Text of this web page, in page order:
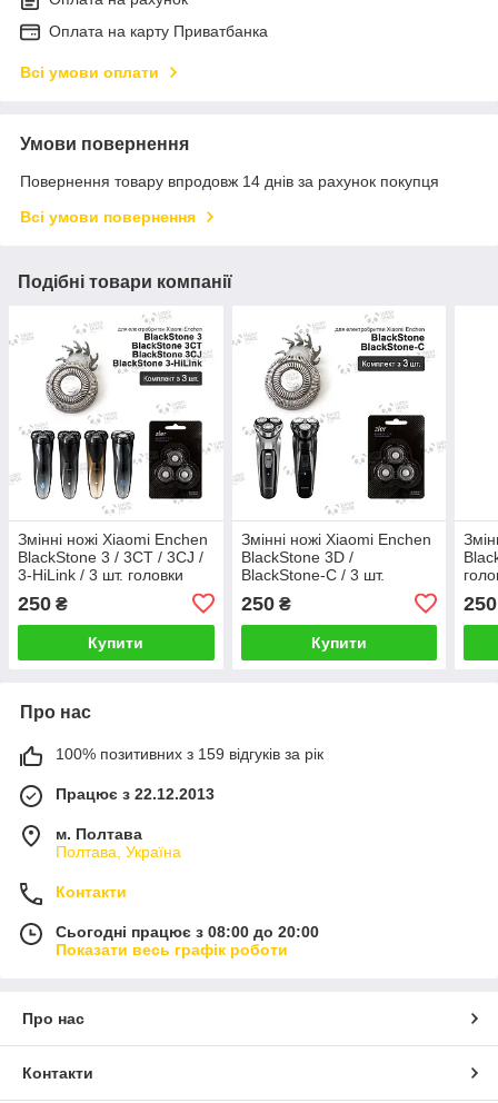
Оплата на карту Приватбанка
Всі умови оплати
Умови повернення
Повернення товару впродовж 14 днів за рахунок покупця
Всі умови повернення
Подібні товари компанії
Змінні ножі Xiaomi Enchen
BlackStone 3 / 3CT / 3CJ /
3-HiLink / 3 шт. головки
Срібний
250 ₴
Купити
Змінні ножі Xiaomi Enchen
BlackStone 3D /
BlackStone-С / 3 шт.
електробритви Срібний
250₴
Купити
250
Про нас
100% позитивних з 159 відгуків за рік
Працює з 22.12.2013
м. Полтава
Полтава, Україна
Контакти
Сьогодні працює з 08:00 до 20:00
Показати весь графік роботи
Про нас
Контакти